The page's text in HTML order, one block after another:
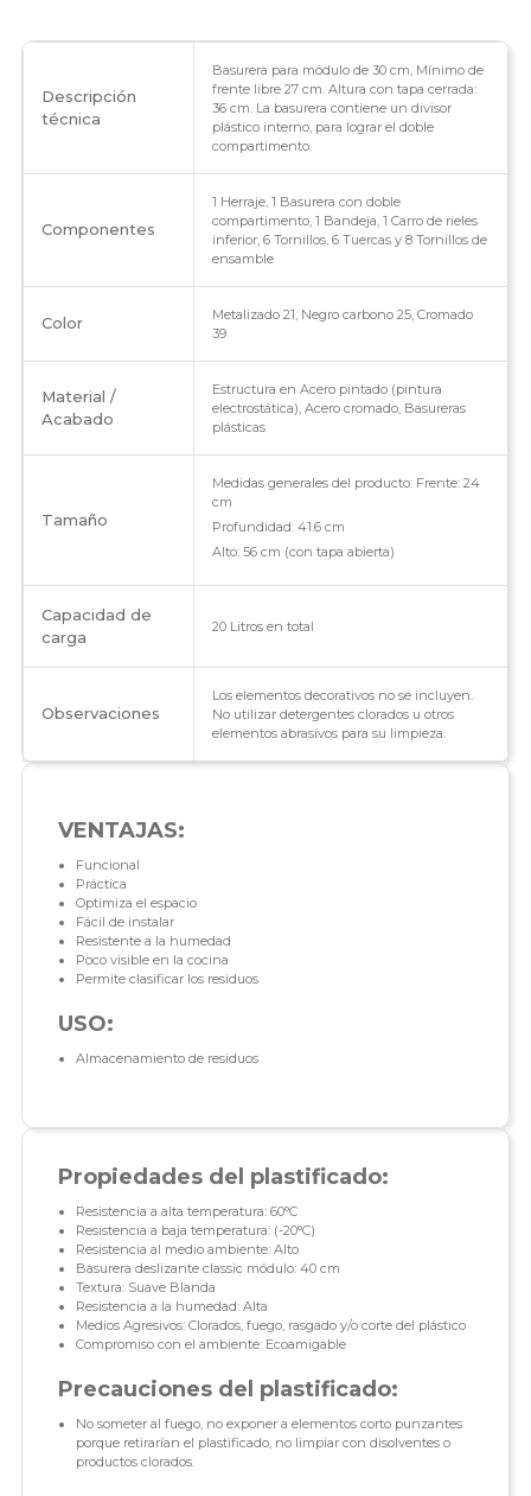
1
Descripción
técnica
Basurera para módulo de 30 cm, Mínimo de
frente libre 27 cm. Altura con tapa cerrada:
36 cm. La basurera contiene un divisor
plástico interno, para lograr el doble
compartimento.
Componentes
1 Herraje, 1 Basurera con doble
compartimento, 1 Bandeja, 1 Carro de rieles
inferior, 6 Tornillos, 6 Tuercas y 8 Tornillos de
ensamble
Color
Metalizado 21, Negro carbono 25, Cromado
39
Material /
Acabado
Estructura en Acero pintado (pintura
electrostática), Acero cromado, Basureras
plásticas
Tamaño
Medidas generales del producto: Frente: 24
cm
Profundidad: 41.6 cm
Alto: 56 cm (con tapa abierta)
Capacidad de
carga
20 Litros en total
Observaciones
Los elementos decorativos no se incluyen.
No utilizar detergentes clorados u otros
elementos abrasivos para su limpieza.
VENTAJAS:
Funcional
Práctica
Optimiza el espacio
Fácil de instalar
Resistente a la humedad
Poco visible en la cocina
Permite clasificar los residuos
USO:
Almacenamiento de residuos
Propiedades del plastificado:
Resistencia a alta temperatura: 60°C
Resistencia a baja temperatura: (-20°C)
Resistencia al medio ambiente: Alto
Basurera deslizante classic módulo: 40 cm
Textura: Suave Blanda
Resistencia a la humedad: Alta
Medios Agresivos: Clorados, fuego, rasgado y/o corte del plástico
Compromiso con el ambiente: Ecoamigable
Precauciones del plastificado:
No someter al fuego, no exponer a elementos corto punzantes
porque retirarían el plastificado, no limpiar con disolventes o
productos clorados.